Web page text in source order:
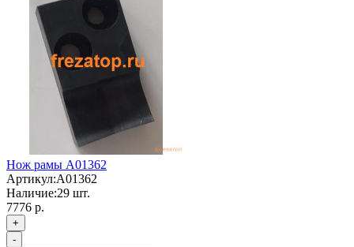
Нож рамы А01362
Артикул:А01362
Наличие:29 шт.
7776 р.
+
-